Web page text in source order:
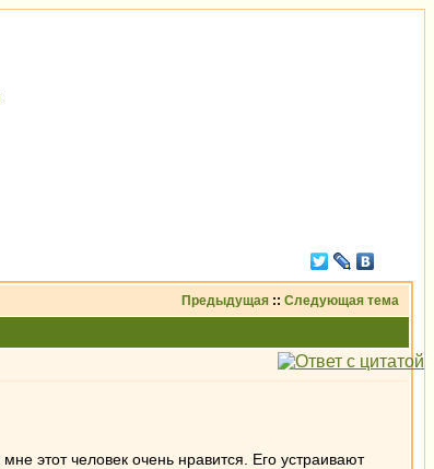
Предыдущая :: Следующая тема
этот человек очень нравится. Его устраивают